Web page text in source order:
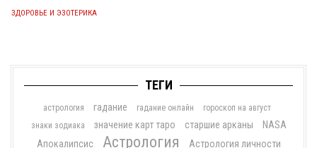
ЗДОРОВЬЕ И ЭЗОТЕРИКА
ТЕГИ
астрология гадание гадание онлайн
гороскоп на август
знаки зодиака
значение карт таро старшие арканы
NASA
Апокалипсис
Астрология Астрология личности